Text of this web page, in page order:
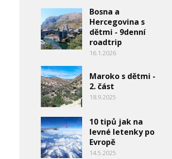
Bosna a
Hercegovina s
dětmi - 9denní
roadtrip
16.1.2026
Maroko s dětmi -
2. část
18.9.2025
10 tipů jak na
levné letenky po
Evropě
14.5.2025